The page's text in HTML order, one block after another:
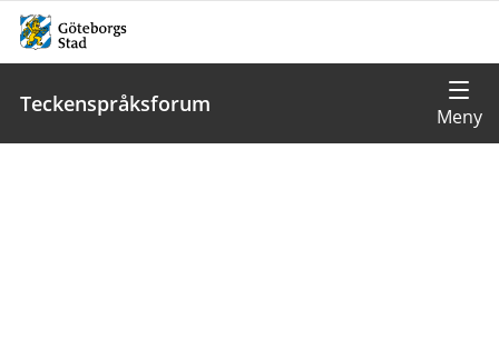
Teckenspråksforum